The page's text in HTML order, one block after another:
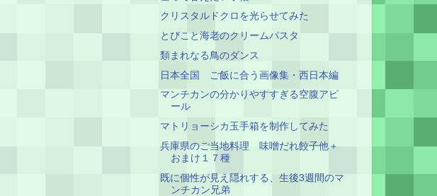
クリスタルドクロを光らせてみた
とびこと海老のクリームパスタ
類まれなる鳥のダンス
日本全国 ご飯に合う画像集・西日本編
マンチカンの分かりやすすぎる空腹アピ
ール
マトリョーシカ玉手箱を制作してみた
兵庫県のご当地料理 味噌だれ餃子他＋
おまけ１７種
既に個性が見え隠れする、生後3週間のマ
ンチカン兄弟